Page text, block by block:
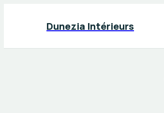
Dunezia Intérieurs